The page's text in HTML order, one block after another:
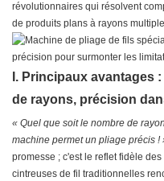
révolutionnaires qui résolvent
de produits plans à rayons
I. Principaux avantages
de rayons, précision
« Quel que soit le nombre de
machine permet un pliage précis !
promesse ; c'est le reflet fidèle
cintreuses de fil traditionnelles